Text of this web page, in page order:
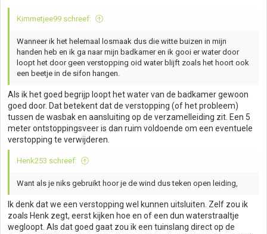
Kimmetjee99 schreef:
Wanneer ik het helemaal losmaak dus die witte buizen in mijn
handen heb en ik ga naar mijn badkamer en ik gooi er water door
loopt het door geen verstopping oid water blijft zoals het hoort ook
een beetje in de sifon hangen.
Als ik het goed begrijp loopt het water van de badkamer gewoon
goed door. Dat betekent dat de verstopping (of het probleem)
tussen de wasbak en aansluiting op de verzamelleiding zit. Een 5
meter ontstoppingsveer is dan ruim voldoende om een eventuele
verstopping te verwijderen.
Henk253 schreef:
Want als je niks gebruikt hoor je de wind dus teken open leiding,
Ik denk dat we een verstopping wel kunnen uitsluiten. Zelf zou ik
zoals Henk zegt, eerst kijken hoe en of een dun waterstraaltje
wegloopt. Als dat goed gaat zou ik een tuinslang direct op de